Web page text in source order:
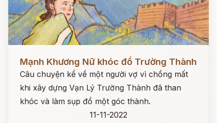
Mạnh Khương Nữ khóc đổ Trường Thành
Câu chuyện kể về một người vợ vì chồng mất
khi xây dựng Vạn Lý Trường Thành đã than
khóc và làm sụp đổ một góc thành.
11-11-2022